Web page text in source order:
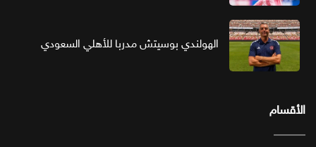
الهولندي بوسيتش مدربا للأهلي السعودي
الأقسام